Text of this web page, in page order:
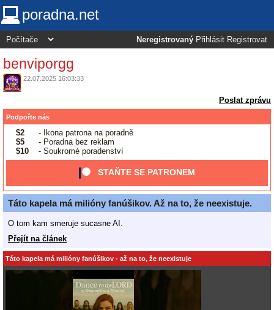
poradna.net
Neregistrovaný Přihlásit Registrovat
benviporgg
22.07.2025 16:03:33
Poslat zprávu
Podpořte nás
$2
- Ikona patrona na poradně
$5
- Poradna bez reklam
$10
- Soukromé poradenství
STAŇTE SE PATRONEM
Táto kapela má milióny fanúšikov. Až na to, že neexistuje.
O tom kam smeruje sucasne AI.
Přejít na článek
Táto kapela má milióny fanúšikov - až na to, že neexistuje